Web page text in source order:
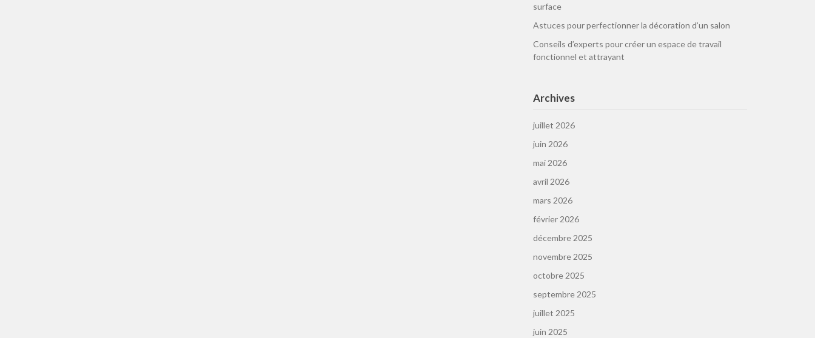
surface
Astuces pour perfectionner la décoration d’un salon
Conseils d’experts pour créer un espace de travail
fonctionnel et attrayant
Archives
juillet 2026
juin 2026
mai 2026
avril 2026
mars 2026
février 2026
décembre 2025
novembre 2025
octobre 2025
septembre 2025
juillet 2025
juin 2025